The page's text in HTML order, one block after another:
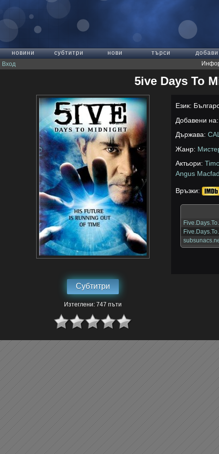
новини субтитри нови търси
добави
Вход
5ive Days To
Субтитри
Изтеглени: 747 пъти
Език:
Добавени
Държава:
Жанр:
Актьори:
Angus
Връзки: